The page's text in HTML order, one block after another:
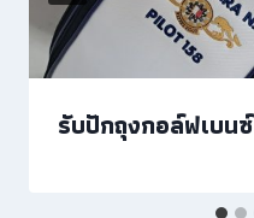
รับปักถุงกอล์ฟเบนซ์